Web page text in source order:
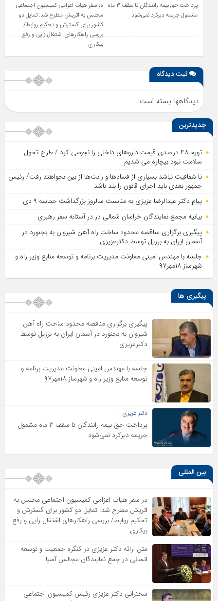
پرداخت حق بیمه رانندگان تا سقف ۳ ماه
مشمول جریمه دیرکرد نمی‌شود
در سفر هیات اعزامی کمیسیون اجتماعی
مجلس به اتریش مطرح شد: تمایل دو
کشور برای گسترش و تحکیم روابط/
بررسی راهکارهای اشتغال زایی و رفع
بیکاری
ثبت دیدگاه
دیدگاهها بسته است.
جدیدترین
تورم ۴۸ درصدی قیمت داروهای داخلی را نجومی کرد / طرح تحول
سلامت نبود بیچاره می شدیم
تا شفافیت نباشد بسیاری از فساد‌ها و رانت‌ها از بین نخواهند رفت/ رئیس
جمهور بعدی باید اجرای قانون را بلد باشد
پیام دکتر عبدالرضا عزیزی به مناسبت سالروز بزرگداشت حماسه ۹ دی
بیانیه مجمع نمایندگان خراسان شمالی در در آستانه سفر رهبری
پیگیری برگزاری مناقصه محدود ساخت راه آهن شیروان به بجنورد در
آسمان ایران به برزیل توسط دکترعزیزی
جلسه با مهندس امینی معاونت مدیریت برنامه و توسعه منابع وزیر راه و
شهرساز ۱۸مهر۹۷
پیگیری ها
پیگیری برگزاری مناقصه محدود ساخت راه آهن
شیروان به بجنورد در آسمان ایران به برزیل توسط
دکترعزیزی
جلسه با مهندس امینی معاونت مدیریت برنامه و
توسعه منابع وزیر راه و شهرساز ۱۸مهر۹۷
دکتر عزیزی :
پرداخت حق بیمه رانندگان تا سقف ۳ ماه مشمول
جریمه دیرکرد نمی‌شود
بین المللی
در سفر هیات اعزامی کمیسیون اجتماعی مجلس به
اتریش مطرح شد: تمایل دو کشور برای گسترش و
تحکیم روابط/ بررسی راهکارهای اشتغال زایی و رفع
بیکاری
متن ارائه دکتر عزیزى در کنگره جمعیت و توسعه
انسانى در جمع نمایندگان مجالس آسیا
سخنرانى دکتر عزیزى رئیس کمیسیون اجتماعى